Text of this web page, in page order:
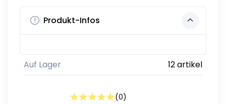
Produkt-Infos
Auf Lager 12 artikel
(0)